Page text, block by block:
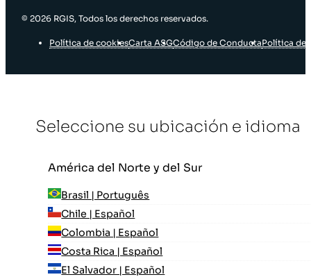
© 2026 RGIS, Todos los derechos reservados.
Política de cookiesCarta ASGCódigo de ConductaPolítica de
Seleccione su ubicación e idioma
América del Norte y del Sur
Brasil | Português
Chile | Español
Colombia | Español
Costa Rica | Español
El Salvador | Español